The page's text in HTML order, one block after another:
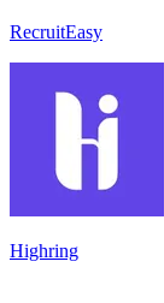
RecruitEasy
Highring